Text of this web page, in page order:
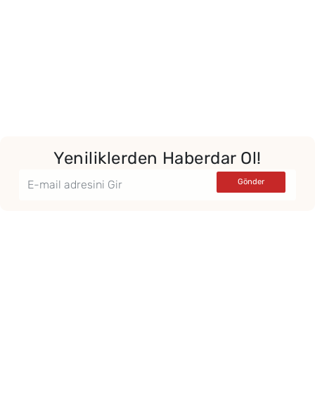
Yeniliklerden Haberdar Ol!